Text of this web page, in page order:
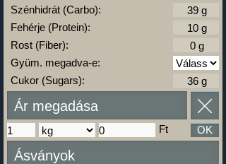
Szénhidrát (Carbo):
Fehérje (Protein):
Rost (Fiber):
Gyüm. megadva-e:
Cukor (Sugars):
Ár megadása
Ft OK
Ásványok